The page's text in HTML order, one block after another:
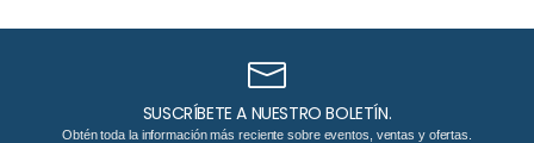
SUSCRÍBETE A NUESTRO BOLETÍN.
Obtén toda la información más reciente sobre eventos, ventas y ofertas.